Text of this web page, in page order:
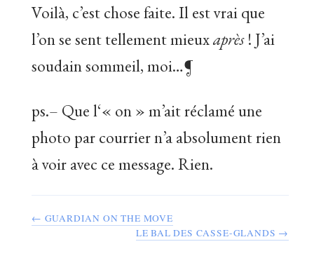
Voilà, c’est chose faite. Il est vrai que
l’on se sent tellement mieuxaprès! J’ai
soudain sommeil, moi…¶
ps.– Que l‘« on » m’ait réclamé une
photo par courrier n’a absolument rien
à voir avec ce message. Rien.
← GUARDIAN ON THE MOVE
LE BAL DES CASSE-GLANDS →